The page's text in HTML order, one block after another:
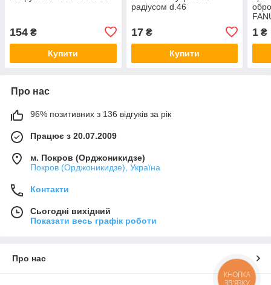
154 ₴
Купити
радіусом d.46
17₴
Купити
1 ₴
Про нас
96% позитивних з 136 відгуків за рік
Працює з 20.07.2009
м. Покров (Орджоникидзе)
Покров (Орджоникидзе), Україна
Контакти
Сьогодні вихідний
Показати весь графік роботи
Про нас
КНОПКА
ЗВ'ЯЗКУ